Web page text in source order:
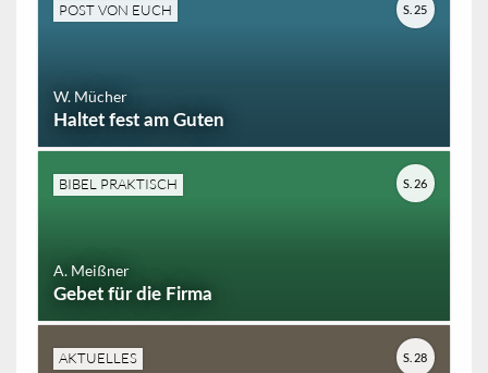
POST VON EUCH
W. Mücher
Haltet fest am Guten
S. 25
BIBEL PRAKTISCH
A. Meißner
Gebet für die Firma
S. 26
AKTUELLES S. 28